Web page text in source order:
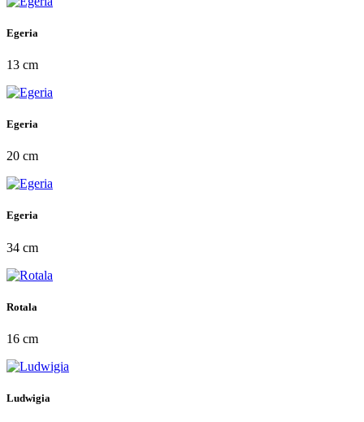
Egeria
13 cm
Egeria
20 cm
Egeria
34 cm
Rotala
16 cm
Ludwigia